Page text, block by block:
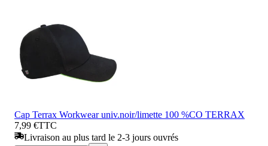
Cap Terrax Workwear univ.noir/limette 100 %CO TERRAX
7,99 €TTC
Livraison au plus tard le 2-3 jours ouvrés